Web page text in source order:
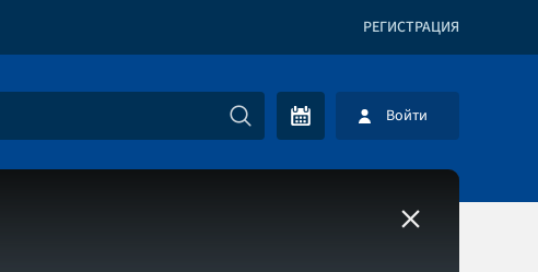
РЕГИСТРАЦИЯ
Войти